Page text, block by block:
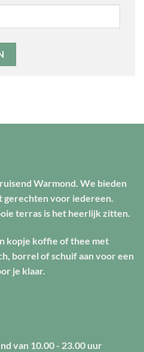
Warmond. We bieden
gerechten voor iedereen.
terras is het heerlijk zitten.
kopje koffie of thee met
borrel of schuif aan voor een
je klaar.
van 10.00 - 23.00 uur